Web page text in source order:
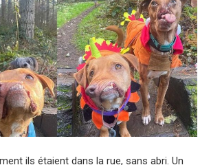
ils étaient dans la rue, sans abri. Un